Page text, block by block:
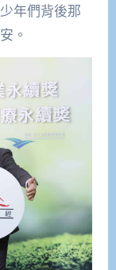
年們背後那
。